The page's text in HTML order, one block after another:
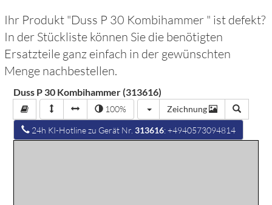
Ihr Produkt "Duss P 30 Kombihammer " ist defekt?
In der Stückliste können Sie die benötigten
Ersatzteile ganz einfach in der gewünschten
Menge nachbestellen.
Duss P 30 Kombihammer (313616)
100% Zeichnung
24h KI-Hotline zu Gerät Nr.313616: +4940573094814